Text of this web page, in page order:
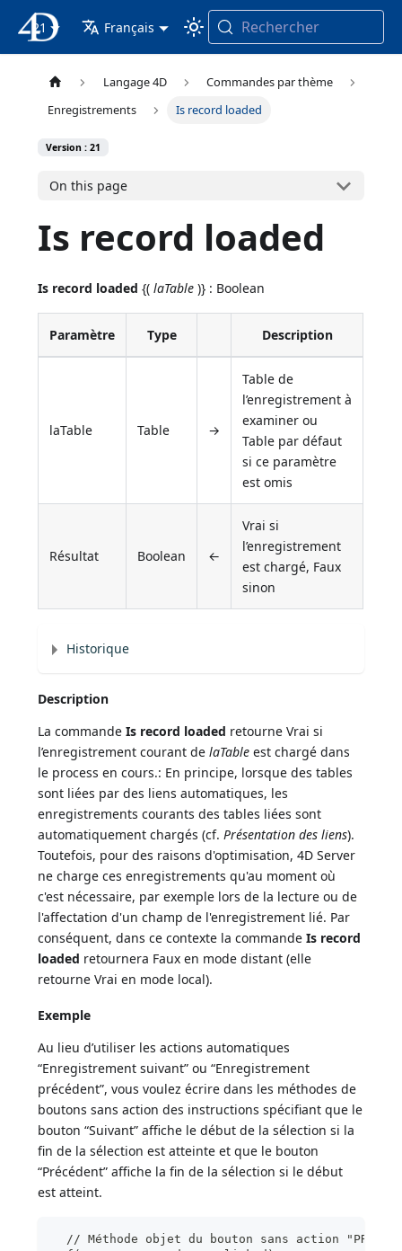
4D Documentation
21 Français Rechercher
Langage 4D
Commandes par thème
Enregistrements
Is record loaded
Version : 21
On this page
Is record loaded
Is record loaded {(laTable )} : Boolean
Paramètre Type Description
laTable Table →
Table de
l’enregistrement à
examiner ou
Table par défaut
si ce paramètre
est omis
Résultat Boolean ←
Vrai si
l’enregistrement
est chargé, Faux
sinon
Historique
Description
La commandeIs record loaded retourne Vrai si
l’enregistrement courant delaTable est chargé dans
le process en cours.: En principe, lorsque des tables
sont liées par des liens automatiques, les
enregistrements courants des tables liées sont
automatiquement chargés (cf.Présentation des liens).
Toutefois, pour des raisons d'optimisation, 4D Server
ne charge ces enregistrements qu'au moment où
c'est nécessaire, par exemple lors de la lecture ou de
l'affectation d'un champ de l'enregistrement lié. Par
conséquent, dans ce contexte la commandeIs record
loaded retournera Faux en mode distant (elle
retourne Vrai en mode local).
Exemple
Au lieu d’utiliser les actions automatiques
“Enregistrement suivant” ou “Enregistrement
précédent”, vous voulez écrire dans les méthodes de
boutons sans action des instructions spécifiant que le
bouton “Suivant” affiche le début de la sélection si la
fin de la sélection est atteinte et que le bouton
“Précédent” affiche la fin de la sélection si le début
est atteint.
// Méthode objet du bouton sans action